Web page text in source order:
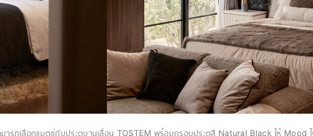
ารถเลือกแมตช์กับประตูบานเลื่อน TOSTEM พร้อมกรอบประตูสี Natural Black ให้ Mood